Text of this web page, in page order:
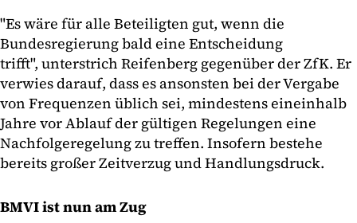
"Es wäre für alle Beteiligten gut, wenn die
Bundesregierung bald eine Entscheidung
trifft", unterstrich Reifenberg gegenüber der ZfK. Er
verwies darauf, dass es ansonsten bei der Vergabe
von Frequenzen üblich sei, mindestens eineinhalb
Jahre vor Ablauf der gültigen Regelungen eine
Nachfolgeregelung zu treffen. Insofern bestehe
bereits großer Zeitverzug und Handlungsdruck.
BMVI ist nun am Zug